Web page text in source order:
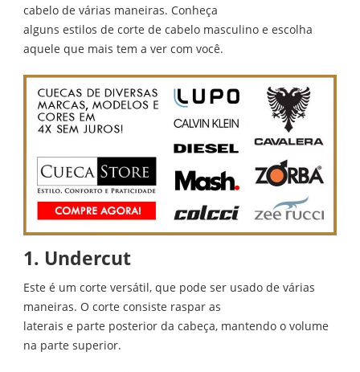
cabelo de várias maneiras. Conheça
alguns estilos de corte de cabelo masculino e escolha
aquele que mais tem a ver com você.
1. Undercut
Este é um corte versátil, que pode ser usado de várias
maneiras. O corte consiste raspar as
laterais e parte posterior da cabeça, mantendo o volume
na parte superior.